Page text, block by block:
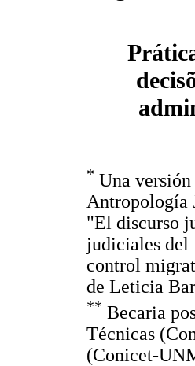
* Una versión
Antropología
"El discurso
judiciales del
control
de Leticia
** Becaria
Técnicas
(Conicet-